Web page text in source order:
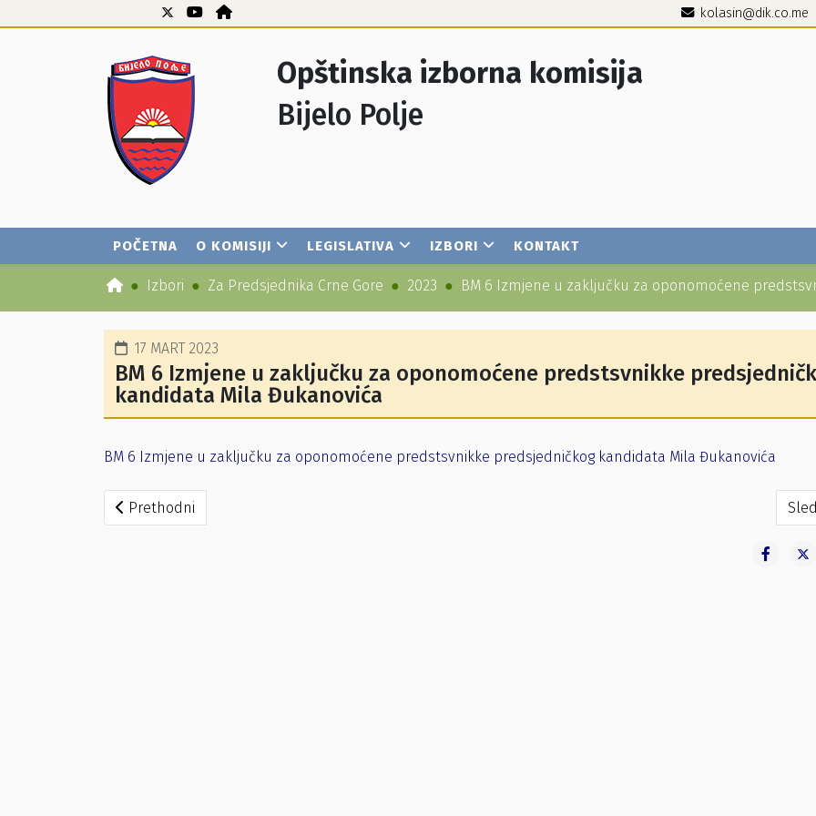
kolasin@dik.co.me
Opštinska izborna komisija
Bijelo Polje
POČETNA O KOMISIJI LEGISLATIVA IZBORI KONTAKT
Izbori Za Predsjednika Crne Gore 2023 BM 6 Izmjene u zaključku za oponomoćene
17 MART 2023
BM 6 Izmjene u zaključku za oponomoćene predstsvnikke
kandidata Mila Đukanovića
BM 6 Izmjene u zaključku za oponomoćene predstsvnikke predsjedničkog kandidata Mila Đukanovića
Prethodni članak: Opunomopćeni predstavnici predsjedničkog kandidata mr Alekse Bečića na biračkim
Prethodni